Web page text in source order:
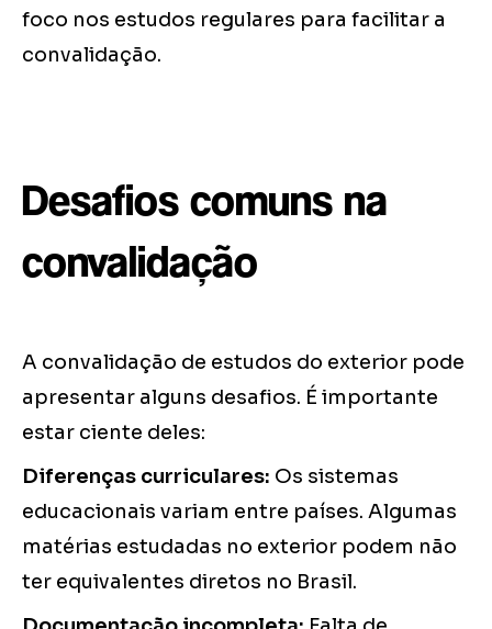
foco nos estudos regulares para facilitar a
convalidação.
Desafios comuns na
convalidação
A convalidação de estudos do exterior pode
apresentar alguns desafios. É importante
estar ciente deles:
Diferenças curriculares: Os sistemas
educacionais variam entre países. Algumas
matérias estudadas no exterior podem não
ter equivalentes diretos no Brasil.